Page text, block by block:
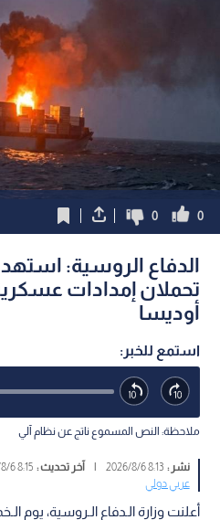
0
0
الدفاع الروسية:
تحملان إمدادات
أوديسا
استمع للخبر:
ملاحظة: النص المسموع ناتج عن نظام آلي
نشر :8:13 2026/8/6
| آخر تحديث :8:15 2026/8/6
عربي دولي
أعلنت وزارة الـدفاع الـروسية، يوم